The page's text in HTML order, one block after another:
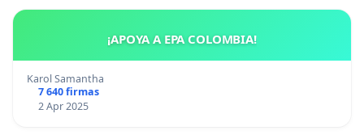
¡APOYA A EPA COLOMBIA!
Karol Samantha
7 640 firmas
2 Apr 2025